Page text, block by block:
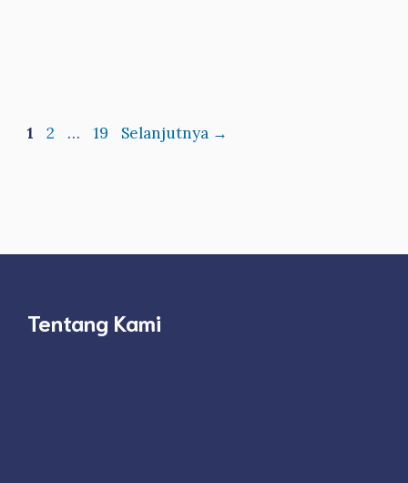
Halaman
1 Halaman
2 … Halaman
19 Selanjutnya →
Tentang Kami